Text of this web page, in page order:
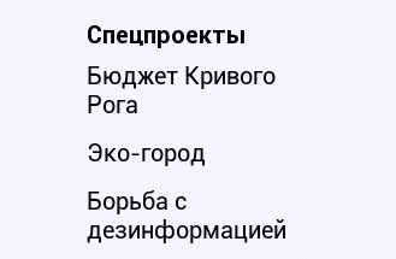
Спецпроекты
Бюджет Кривого
Рога
Эко-город
Борьба с
дезинформацией